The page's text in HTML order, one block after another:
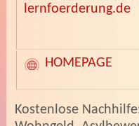
lernfoerderung.de
HOMEPAGE
­Kostenlose